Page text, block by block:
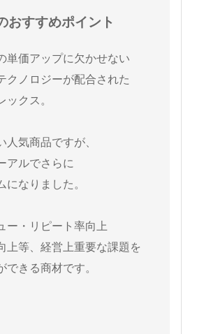
おすすめポイント
単価アップに欠かせない
クノロジーが配合された
ックス。
人気商品ですが、
アルでさらに
になりました。
ー・リピート率向上
上等、経営上重要な課題を
できる商材です。